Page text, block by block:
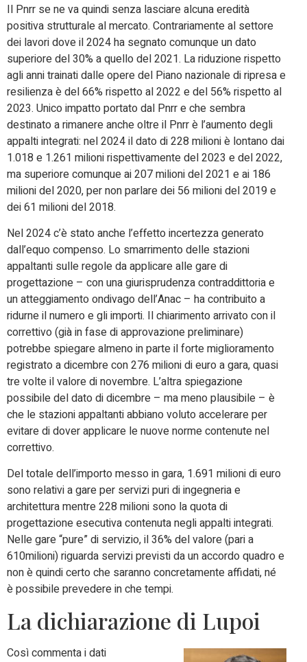
Il Pnrr se ne va quindi senza lasciare alcuna eredità
positiva strutturale al mercato. Contrariamente al settore
dei lavori dove il 2024 ha segnato comunque un dato
superiore del 30% a quello del 2021. La riduzione rispetto
agli anni trainati dalle opere del Piano nazionale di ripresa e
resilienza è del 66% rispetto al 2022 e del 56% rispetto al
2023. Unico impatto portato dal Pnrr e che sembra
destinato a rimanere anche oltre il Pnrr è l’aumento degli
appalti integrati: nel 2024 il dato di 228 milioni è lontano dai
1.018 e 1.261 milioni rispettivamente del 2023 e del 2022,
ma superiore comunque ai 207 milioni del 2021 e ai 186
milioni del 2020, per non parlare dei 56 milioni del 2019 e
dei 61 milioni del 2018.
Nel 2024 c’è stato anche l’effetto incertezza generato
dall’equo compenso. Lo smarrimento delle stazioni
appaltanti sulle regole da applicare alle gare di
progettazione – con una giurisprudenza contraddittoria e
un atteggiamento ondivago dell’Anac – ha contribuito a
ridurne il numero e gli importi. Il chiarimento arrivato con il
correttivo (già in fase di approvazione preliminare)
potrebbe spiegare almeno in parte il forte miglioramento
registrato a dicembre con 276 milioni di euro a gara, quasi
tre volte il valore di novembre. L’altra spiegazione
possibile del dato di dicembre – ma meno plausibile – è
che le stazioni appaltanti abbiano voluto accelerare per
evitare di dover applicare le nuove norme contenute nel
correttivo.
Del totale dell’importo messo in gara, 1.691 milioni di euro
sono relativi a gare per servizi puri di ingegneria e
architettura mentre 228 milioni sono la quota di
progettazione esecutiva contenuta negli appalti integrati.
Nelle gare “pure” di servizio, il 36% del valore (pari a
610milioni) riguarda servizi previsti da un accordo quadro e
non è quindi certo che saranno concretamente affidati, né
è possibile prevedere in che tempi.
La dichiarazione di Lupoi
Così commenta i dati